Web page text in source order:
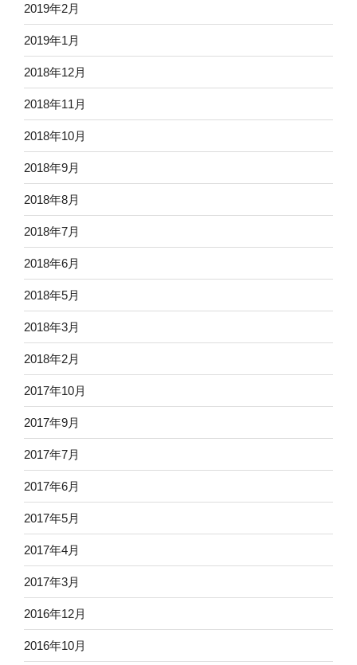
2019年2月
2019年1月
2018年12月
2018年11月
2018年10月
2018年9月
2018年8月
2018年7月
2018年6月
2018年5月
2018年3月
2018年2月
2017年10月
2017年9月
2017年7月
2017年6月
2017年5月
2017年4月
2017年3月
2016年12月
2016年10月